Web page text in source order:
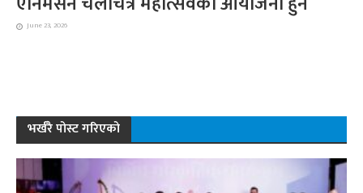
June 23, 2026
भर्खरै पोस्ट गरिएको